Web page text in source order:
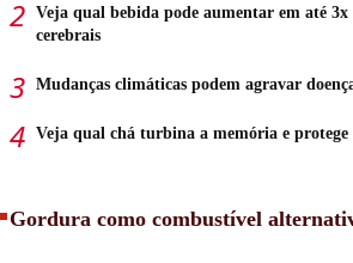
Veja qual bebida pode aumentar em até 3x
cerebrais
Mudanças climáticas podem agravar
Veja qual chá turbina a memória e protege
Gordura como combustível